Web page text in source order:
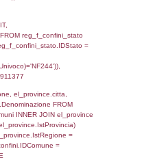
as
as RegioneST,
el_province_1.citta as
as RegioneSL FROM
LEFT JOIN
ON
=
LEFT JOIN
=